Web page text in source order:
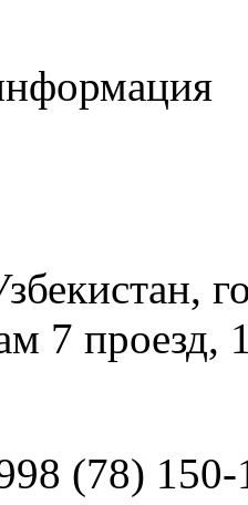
7 проезд,
(78) 150-